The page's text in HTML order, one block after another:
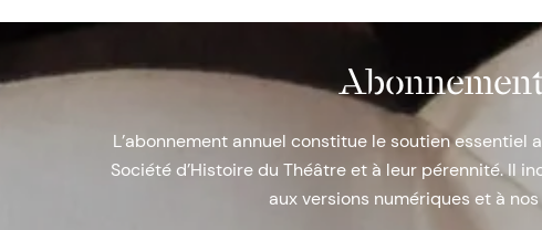
L’abonnement annuel constitue le soutien essentiel
Société d’Histoire du Théâtre et à leur pérennité. Il
aux versions numériques et à